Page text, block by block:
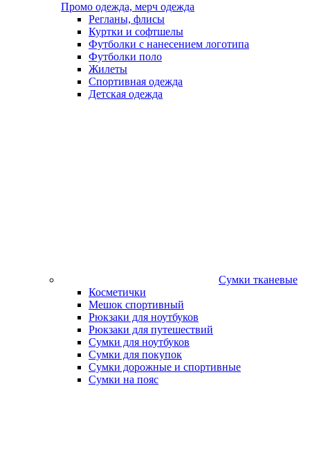
Промо одежда, мерч одежда
Регланы, флисы
Куртки и софтшелы
Футболки с нанесением логотипа
Футболки поло
Жилеты
Спортивная одежда
Детская одежда
Сумки тканевые
Косметички
Мешок спортивный
Рюкзаки для ноутбуков
Рюкзаки для путешествий
Сумки для ноутбуков
Сумки для покупок
Сумки дорожные и спортивные
Сумки на пояс